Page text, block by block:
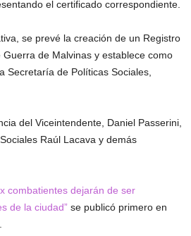
el certificado correspondiente.
se prevé la creación de un Registro
de Malvinas y establece como
Secretaría de Políticas Sociales,
del Viceintendente, Daniel Passerini,
Raúl Lacava y demás
combatientes dejarán de ser
de la ciudad” se publicó primero en